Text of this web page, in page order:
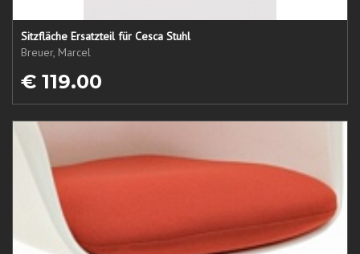
Sitzfläche Ersatzteil für Cesca Stuhl
Breuer, Marcel
€ 119.00